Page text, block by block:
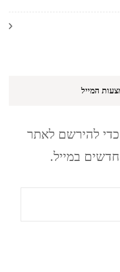
המייל
להירשם לאתר
במייל.